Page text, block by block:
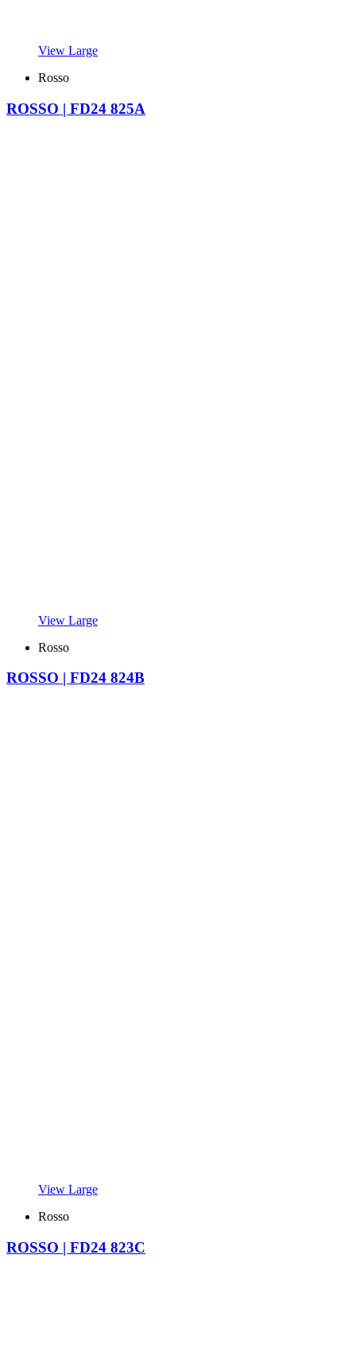
View Large
Rosso
ROSSO | FD24 825A
View Large
Rosso
ROSSO | FD24 824B
View Large
Rosso
ROSSO | FD24 823C